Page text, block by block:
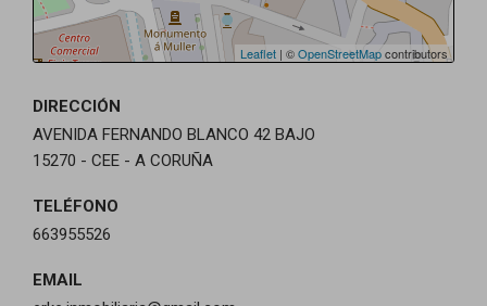
Leaflet | ©OpenStreetMapcontributors
DIRECCIÓN
AVENIDA FERNANDO BLANCO 42 BAJO
15270 - CEE - A CORUÑA
TELÉFONO
663955526
EMAIL